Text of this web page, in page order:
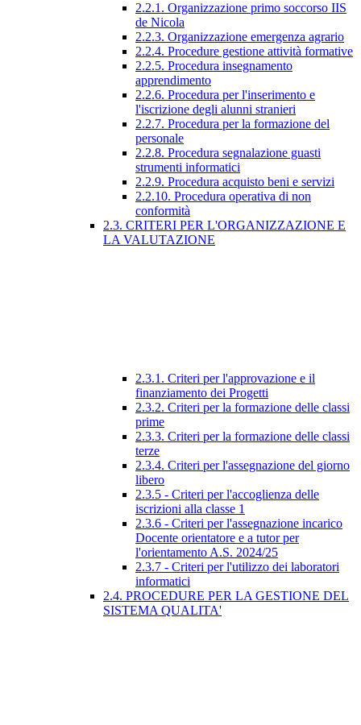
2.2.1. Organizzazione primo soccorso IIS
de Nicola
2.2.3. Organizzazione emergenza agrario
2.2.4. Procedure gestione attività formative
2.2.5. Procedura insegnamento
apprendimento
2.2.6. Procedura per l'inserimento e
l'iscrizione degli alunni stranieri
2.2.7. Procedura per la formazione del
personale
2.2.8. Procedura segnalazione guasti
strumenti informatici
2.2.9. Procedura acquisto beni e servizi
2.2.10. Procedura operativa di non
conformità
2.3. CRITERI PER L'ORGANIZZAZIONE E
LA VALUTAZIONE
2.3.1. Criteri per l'approvazione e il
finanziamento dei Progetti
2.3.2. Criteri per la formazione delle classi
prime
2.3.3. Criteri per la formazione delle classi
terze
2.3.4. Criteri per l'assegnazione del giorno
libero
2.3.5 - Criteri per l'accoglienza delle
iscrizioni alla classe 1
2.3.6 - Criteri per l'assegnazione incarico
Docente orientatore e a tutor per
l'orientamento A.S. 2024/25
2.3.7 - Criteri per l'utilizzo dei laboratori
informatici
2.4. PROCEDURE PER LA GESTIONE DEL
SISTEMA QUALITA'